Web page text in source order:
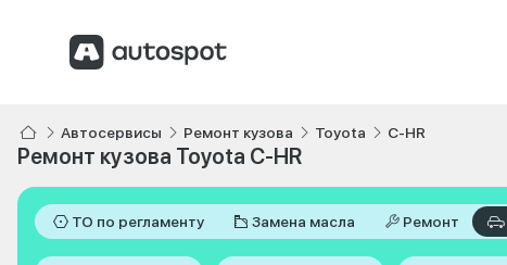
Автосервисы Ремонт кузова Toyota C-HR
Ремонт кузова Toyota C-HR
ТО по регламенту Замена масла Ремонт